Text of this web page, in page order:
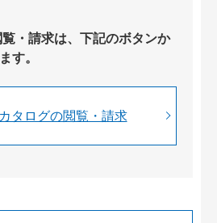
・請求は、下記のボタンか
す。
タログの閲覧・請求